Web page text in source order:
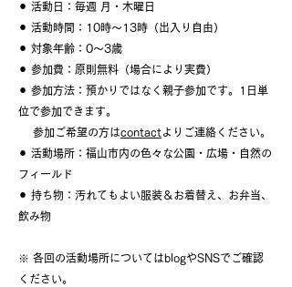
⚫︎ 活動日：毎週 月・木曜日
⚫︎ 活動時間：10時〜13時（出入り自由）
⚫︎ 対象年齢：0〜3歳
⚫︎ 参加費：原則無料（場合により実費）
⚫︎ 参加方法：預かりではなく親子参加です。1日単
位で参加できます。
参加ご希望の方はcontactよりご連絡ください。
⚫︎ 活動場所：福山市内の色々な公園・広場・自然の
フィールド
⚫︎ 持ち物：汚れてもよい服装＆お着替え、お弁当、
飲み物
※ 各回の活動場所についてはblogやSNSでご確認
ください。